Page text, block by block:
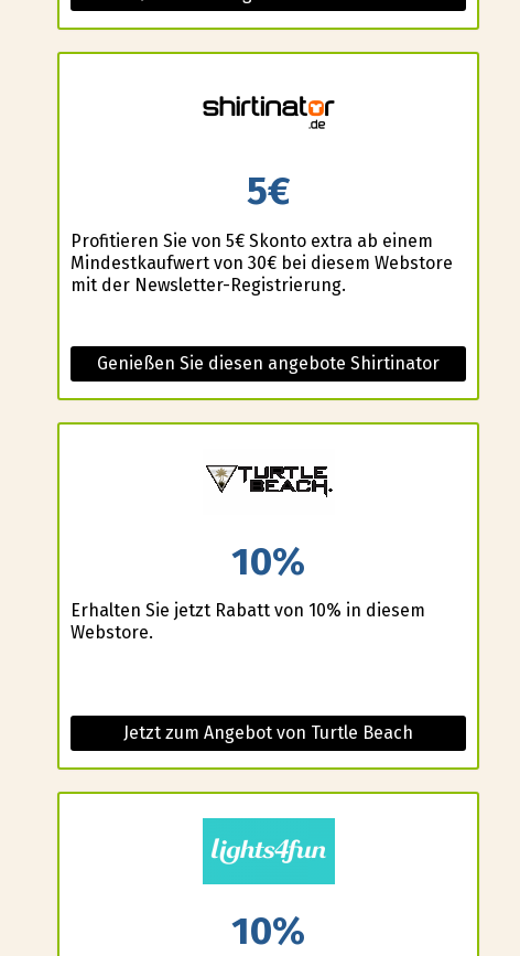
5€
Profitieren Sie von 5€ Skonto extra ab einem
Mindestkaufwert von 30€ bei diesem Webstore
mit der Newsletter-Registrierung.
Genießen Sie diesen angebote Shirtinator
10%
Erhalten Sie jetzt Rabatt von 10% in diesem
Webstore.
Jetzt zum Angebot von Turtle Beach
10%